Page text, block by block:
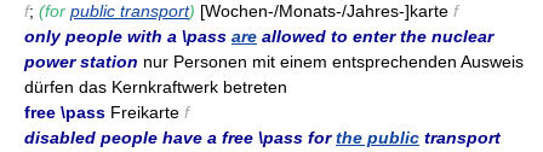
f; (for public transport) [Wochen-/Monats-/Jahres-]karte f
only people with a \pass are allowed to enter the nuclear
power station nur Personen mit einem entsprechenden Ausweis
dürfen das Kernkraftwerk betreten
free \pass Freikarte f
disabled people have a free \pass forthe public transport